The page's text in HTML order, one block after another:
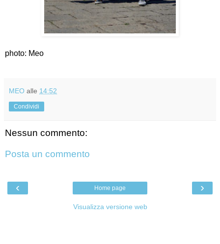
photo: Meo
MEO alle 14:52
Condividi
Nessun commento:
Posta un commento
‹ ›
Home page
Visualizza versione web